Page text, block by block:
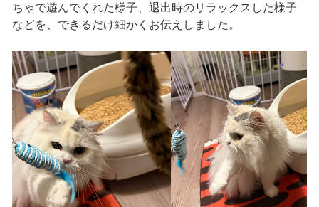
ちゃで遊んでくれた様子、退出時のリラックスした様子
などを、できるだけ細かくお伝えしました。